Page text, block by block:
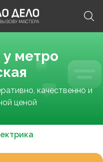
метро
качественно и
ценой